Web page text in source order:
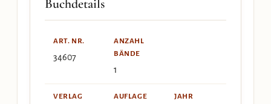
Buchdetails
ART. NR.
34607
ANZAHL
BÄNDE
1
VERLAG AUFLAGE JAHR